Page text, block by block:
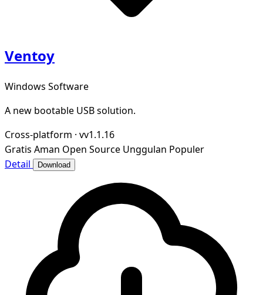
Ventoy
Windows Software
A new bootable USB solution.
Cross-platform · vv1.1.16
Gratis Aman Open Source Unggulan Populer
Detail
Download